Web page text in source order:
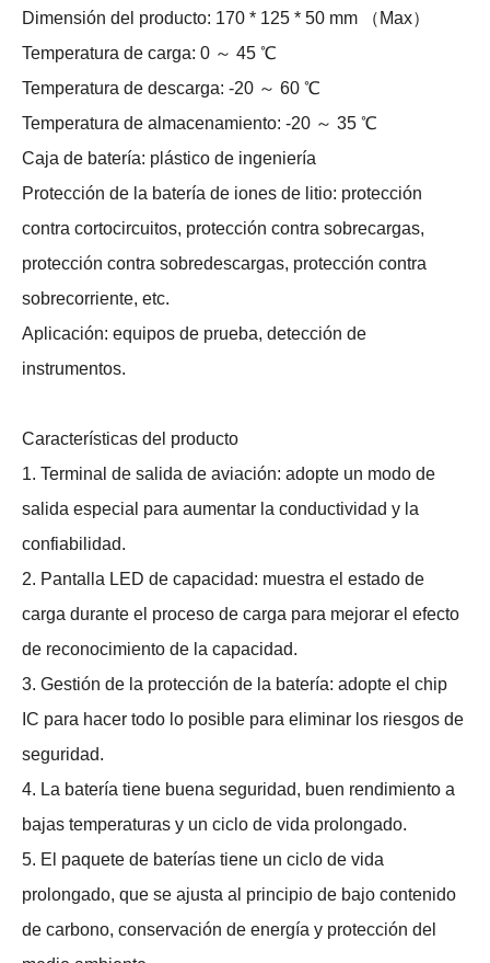
Dimensión del producto: 170 * 125 * 50 mm （Max）
Temperatura de carga: 0 ～ 45 ℃
Temperatura de descarga: -20 ～ 60 ℃
Temperatura de almacenamiento: -20 ～ 35 ℃
Caja de batería: plástico de ingeniería
Protección de la batería de iones de litio: protección
contra cortocircuitos, protección contra sobrecargas,
protección contra sobredescargas, protección contra
sobrecorriente, etc.
Aplicación: equipos de prueba, detección de
instrumentos.
Características del producto
1. Terminal de salida de aviación: adopte un modo de
salida especial para aumentar la conductividad y la
confiabilidad.
2. Pantalla LED de capacidad: muestra el estado de
carga durante el proceso de carga para mejorar el efecto
de reconocimiento de la capacidad.
3. Gestión de la protección de la batería: adopte el chip
IC para hacer todo lo posible para eliminar los riesgos de
seguridad.
4. La batería tiene buena seguridad, buen rendimiento a
bajas temperaturas y un ciclo de vida prolongado.
5. El paquete de baterías tiene un ciclo de vida
prolongado, que se ajusta al principio de bajo contenido
de carbono, conservación de energía y protección del